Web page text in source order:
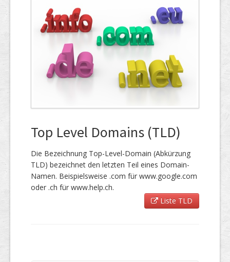
Top Level Domains (TLD)
Die Bezeichnung Top-Level-Domain (Abkürzung
TLD) bezeichnet den letzten Teil eines Domain-
Namen. Beispielsweise .com für www.google.com
oder .ch für www.help.ch.
Liste TLD